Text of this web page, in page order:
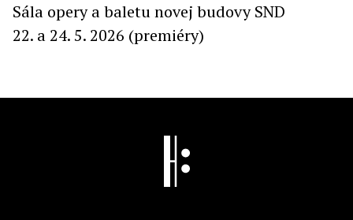
Sála opery a baletu novej budovy SND
22. a 24. 5. 2026 (premiéry)